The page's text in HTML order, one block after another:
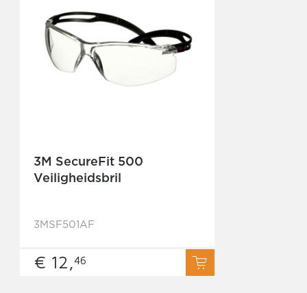
3M SecureFit 500
Veiligheidsbril
3MSF501AF
€ 12,46